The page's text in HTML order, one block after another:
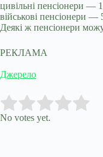
цивільні пенсіонери —
військові пенсіонери
Деякі ж пенсіонери
РЕКЛАМА
Джерело
Rate this item:
No votes yet.